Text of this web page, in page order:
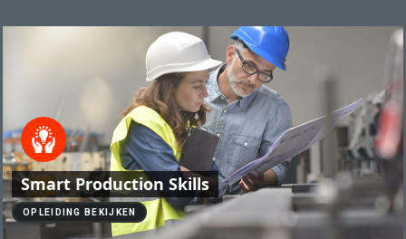
Smart Production Skills
OPLEIDING BEKIJKEN